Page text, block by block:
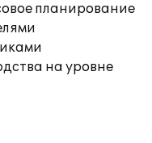
планирование
на уровне